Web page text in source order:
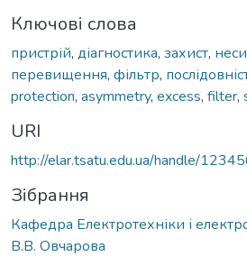
Ключові слова
пристрій, діагностика, захист,
перевищення, фільтр,
protection, asymmetry, excess, filter,
URI
http://elar.tsatu.edu.ua/handle/
Зібрання
Кафедра Електротехніки і
В.В. Овчарова